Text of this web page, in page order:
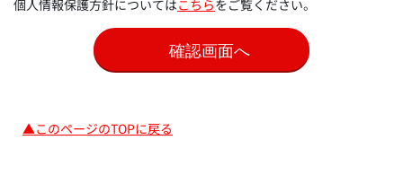
個人情報保護方針についてはこちらをご覧ください。
▲このページのTOPに戻る